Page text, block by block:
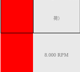
荷）
8.000 RPM